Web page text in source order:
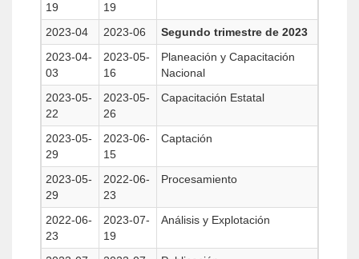
19
19
2023-04 2023-06
Segundo trimestre de 2023
2023-04-
03
2023-05-
16
Planeación y Capacitación
Nacional
2023-05-
22
2023-05-
26
Capacitación Estatal
2023-05-
29
2023-06-
15
Captación
2023-05-
29
2022-06-
23
Procesamiento
2022-06-
23
2023-07-
19
Análisis y Explotación